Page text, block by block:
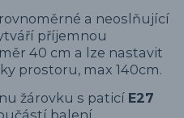
a neoslňující
příjemnou
40 cm a lze nastavit
prostoru, max 140cm.
žárovku s paticí E27
balení.